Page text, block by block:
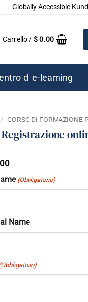
Globally Accessible
Carrello / $0.00
di e-learning
/ CORSO DI FORMAZIONE
Registrazione
(Obbligatorio)
Name
(Obbligatorio)